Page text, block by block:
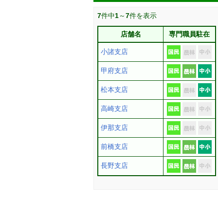
7件中1～7件を表示
店舗名 専門職員駐在
小諸支店
甲府支店
松本支店
高崎支店
伊那支店
前橋支店
長野支店